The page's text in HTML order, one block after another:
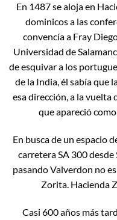
En 1487 se aloja en
dominicos a las
convencía a Fray
Universidad de
de esquivar a los
de la India, él sabía que
esa dirección, a la vuelta
que apareció
En busca de un espacio
carretera SA 300
pasando Valverdon no
Zorita. Hacienda
Casi 600 años más